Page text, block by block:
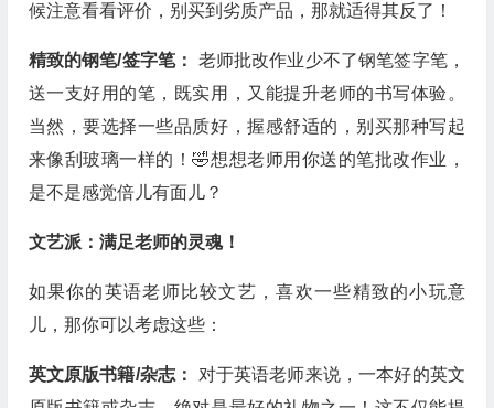
候注意看看评价，别买到劣质产品，那就适得其反了！
精致的钢笔/签字笔： 老师批改作业少不了钢笔签字笔，
送一支好用的笔，既实用，又能提升老师的书写体验。
当然，要选择一些品质好，握感舒适的，别买那种写起
来像刮玻璃一样的！🤣想想老师用你送的笔批改作业，
是不是感觉倍儿有面儿？
文艺派：满足老师的灵魂！
如果你的英语老师比较文艺，喜欢一些精致的小玩意
儿，那你可以考虑这些：
英文原版书籍/杂志： 对于英语老师来说，一本好的英文